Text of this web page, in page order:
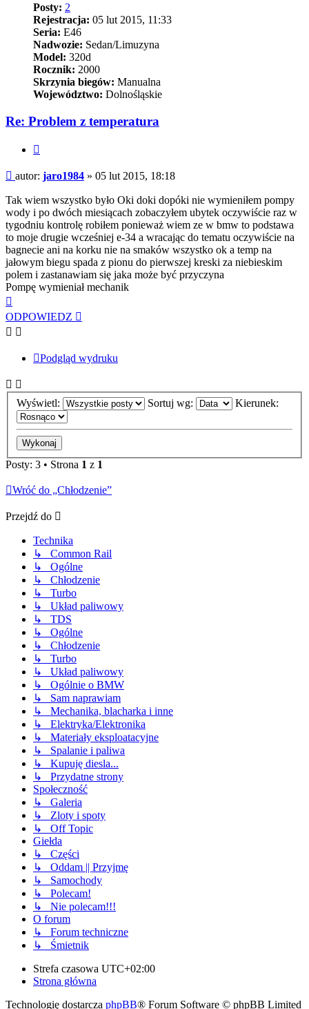
Posty: 2
Rejestracja: 05 lut 2015, 11:33
Seria: E46
Nadwozie: Sedan/Limuzyna
Model: 320d
Rocznik: 2000
Skrzynia biegów: Manualna
Województwo: Dolnośląskie
Re: Problem z temperatura
Post
autor: jaro1984 » 05 lut 2015, 18:18
Tak wiem wszystko było Oki doki dopóki nie wymieniłem pompy
wody i po dwóch miesiącach zobaczyłem ubytek oczywiście raz w
tygodniu kontrolę robiłem ponieważ wiem ze w bmw to podstawa
to moje drugie wcześniej e-34 a wracając do tematu oczywiście na
bagnecie ani na korku nie na smaków wszystko ok a temp na
jałowym biegu spada z pionu do pierwszej kreski za niebieskim
polem i zastanawiam się jaka może być przyczyna
Pompę wymieniał mechanik
górę
ODPOWIEDZ
Podgląd wydruku
Wyświetl: Sortuj wg: Kierunek:
Posty: 3 • Strona 1 z 1
Wróć do „Chłodzenie”
Przejdź do
Technika
↳ Common Rail
↳ Ogólne
↳ Chłodzenie
↳ Turbo
↳ Układ paliwowy
↳ TDS
↳ Ogólne
↳ Chłodzenie
↳ Turbo
↳ Układ paliwowy
↳ Ogólnie o BMW
↳ Sam naprawiam
↳ Mechanika, blacharka i inne
↳ Elektryka/Elektronika
↳ Materiały eksploatacyjne
↳ Spalanie i paliwa
↳ Kupuję diesla...
↳ Przydatne strony
Społeczność
↳ Galeria
↳ Zloty i spoty
↳ Off Topic
Giełda
↳ Części
↳ Oddam || Przyjmę
↳ Samochody
↳ Polecam!
↳ Nie polecam!!!
O forum
↳ Forum techniczne
↳ Śmietnik
Strefa czasowa UTC+02:00
Strona główna
Technologię dostarcza phpBB® Forum Software © phpBB Limited